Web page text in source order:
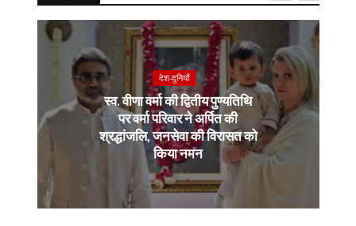
देश-दुनियाँ
स्व. वीणा वर्मा की द्वितीय पुण्यतिथि
पर वर्मा परिवार ने अर्पित की
श्रद्धांजलि, जनसेवा की विरासत को
किया नमन